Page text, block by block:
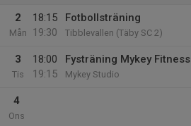
2
Mån
18:15
19:30
Fotbollsträning
Tibblevallen (Täby SC 2)
3
Tis
18:00
19:15
Fysträning Mykey Fitness
Mykey Studio
4
Ons